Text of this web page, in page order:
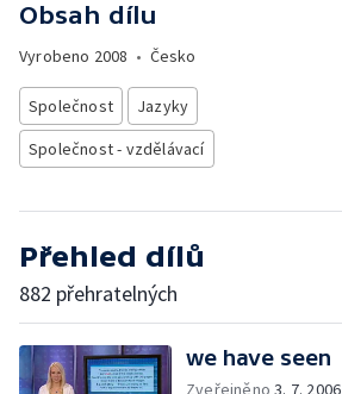
Obsah dílu
Vyrobeno 2008 • Česko
Společnost
Jazyky
Společnost - vzdělávací
Přehled dílů
882 přehratelných
we have seen
Zveřejněno3. 7. 2006